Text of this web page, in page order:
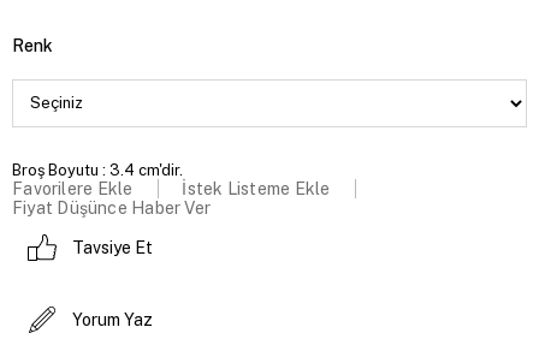
Renk
Broş Boyutu : 3.4 cm'dir.
Favorilere Ekle
İstek Listeme Ekle
Fiyat Düşünce Haber Ver
Tavsiye Et
Yorum Yaz